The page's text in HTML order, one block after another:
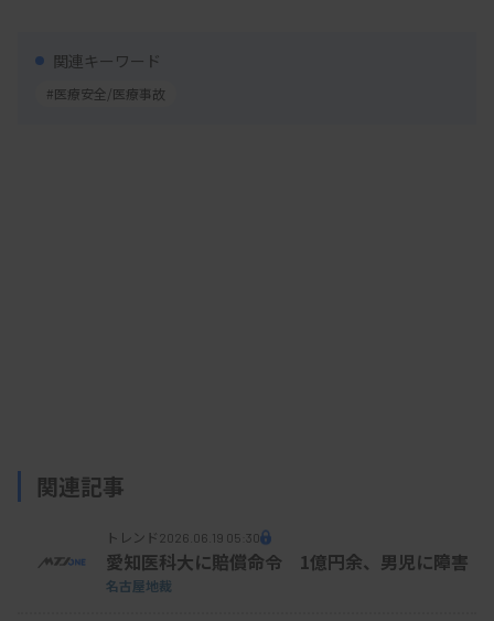
関連キーワード
#医療安全/医療事故
関連記事
トレンド 2026.06.19 05:30
愛知医科大に賠償命令 1億円余、男児に障害
名古屋地裁